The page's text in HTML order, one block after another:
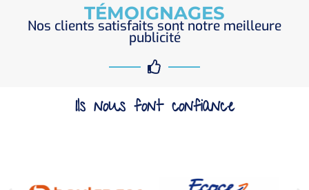
TÉMOIGNAGES
Nos clients satisfaits sont notre meilleure
publicité
Ils nous font confiance